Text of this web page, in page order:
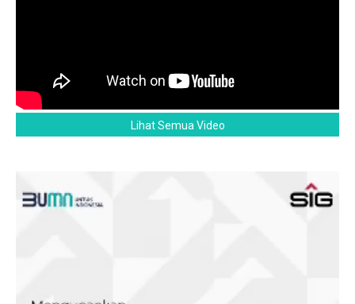
Lihat Semua Video